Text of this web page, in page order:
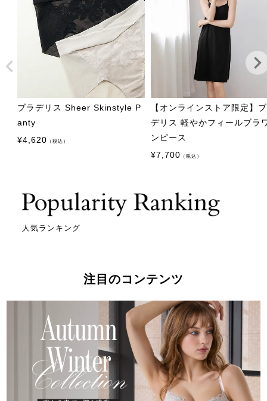
ブラデリス Sheer Skinstyle P
anty
¥4,620 （税込）
【オンラインストア限定】
デリス 軽やかフィールブラ
ンピース
¥7,700 （税込）
人気ランキング
注目のコンテンツ